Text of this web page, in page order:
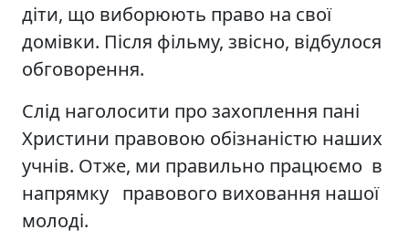
діти, що виборюють право на свої
домівки. Після фільму, звісно, відбулося
обговорення.
Слід наголосити про захоплення пані
Христини правовою обізнаністю наших
учнів. Отже, ми правильно працюємо в
напрямку правового виховання нашої
молоді.